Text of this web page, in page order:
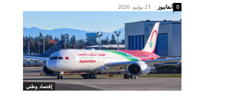
آنفانيوز - 21 يوليو، 2026 0
إقتصاد وطني